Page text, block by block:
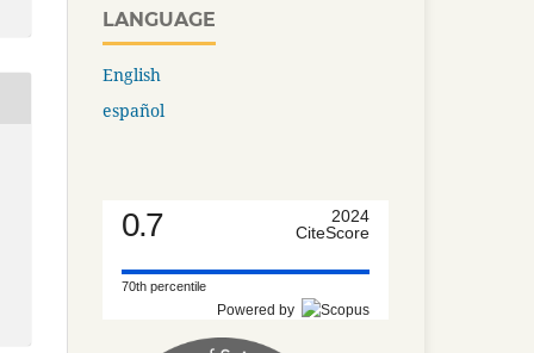
LANGUAGE
English
español
0.7
2024
CiteScore
70th percentile
Powered by